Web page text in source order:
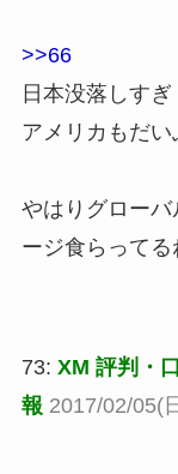
>>66
日本没落しすぎ
アメリカもだ
やはりグロー
ージ食らってる
73: XM 評判・
報 2017/02/05(